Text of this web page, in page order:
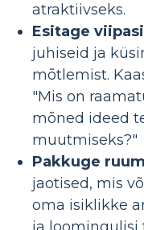
atraktiivseks.
Esitage
juhiseid ja
mõtlemist.
"Mis on
mõned ideed
muutmiseks?"
Pakkuge
jaotised, mis
oma isiklikke